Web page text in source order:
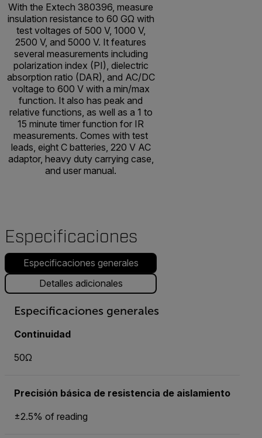
With the Extech 380396, measure
insulation resistance to 60 GΩ with
test voltages of 500 V, 1000 V,
2500 V, and 5000 V. It features
several measurements including
polarization index (PI), dielectric
absorption ratio (DAR), and AC/DC
voltage to 600 V with a min/max
function. It also has peak and
relative functions, as well as a 1 to
15 minute timer function for IR
measurements. Comes with test
leads, eight C batteries, 220 V AC
adaptor, heavy duty carrying case,
and user manual.
Especificaciones
Especificaciones generales
Detalles adicionales
Especificaciones generales
Continuidad
50Ω
Precisión básica de resistencia de aislamiento
±2.5% of reading